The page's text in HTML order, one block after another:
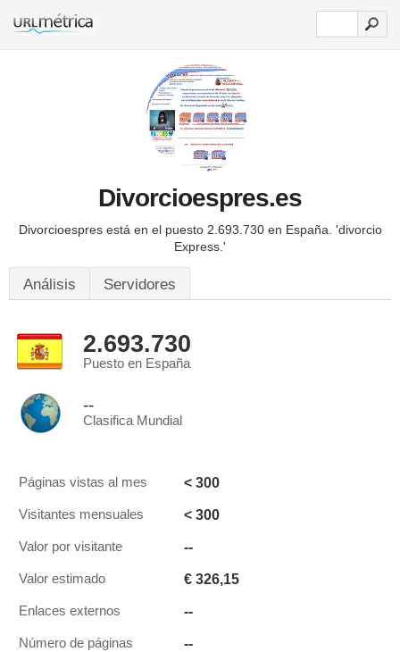
Divorcioespres.es
Divorcioespres está en el puesto 2.693.730 en España. 'divorcio
Express.'
Análisis Servidores
2.693.730
Puesto en España
--
Clasifica Mundial
Páginas vistas al mes < 300
Visitantes mensuales < 300
Valor por visitante --
Valor estimado € 326,15
Enlaces externos --
Número de páginas --